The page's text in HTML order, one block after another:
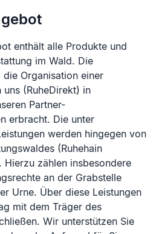
enthält alle Produkte und
im Wald. Die
die Organisation einer
(RuheDirekt) in
Partner-
erbracht. Die unter
werden hingegen von
(Ruhehain
Hierzu zählen insbesondere
an der Grabstelle
Urne. Über diese Leistungen
mit dem Träger des
Wir unterstützen Sie